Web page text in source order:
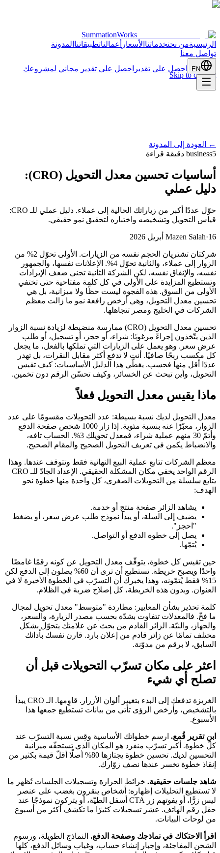
Skip to content
SummationWorks
الرئيسيةمن نحنخدماتنا الأسعار أعمالناتطبيقاتنا المدونة
تواصل معنا
EN احصل على تقدير احصل على تقدير مجاني لمشروعك
←
العودة إلى المدونة
business5 دقيقة قراءة
أساسيات تحسين معدل التحويل (CRO):
دليل عملي
حوّل عددًا أكبر من زياراتك الحالية إلى عملاء. دليل عملي للـ CRO:
قياس التحويل وتشخيصه واختباره لتحقيق نمو حقيقي.
Mazen Salah·16 أبريل 2026
شركتان تشتريان الحجم نفسه من الزيارات. الأولى تحوّل 2% من
الزوار إلى عملاء، والثانية تحوّل 4%. الإعلانات نفسها، والجمهور
نفسه، والإنفاق نفسه، لكن الشركة الثانية تجني ضعف الإيرادات
وتستطيع المزايدة على الأولى في كل كلمة مفتاحية حتى تختفي
الأولى من السوق. هذه الفجوة ليست حظًا ولا ميزانية، بل هي
تحسين معدل التحويل، وهي أرخص رافعة نمو ما زالت معظم
الشركات في الخليج ومصر تتجاهلها.
تحسين معدل التحويل (CRO) ممارسة منضبطة لزيادة نسبة الزوار
الذين يتّخذون إجراءً مرغوبًا: شراء، أو حجز، أو تسجيل، أو طلب
عرض سعر. وهو يعمل على الزيارات التي تملكها بالفعل، ما يجعل
كل مكسب ربحًا صافيًا. أنت لا تدفع أكثر مقابل النقرات، بل تهدر
عددًا أقل منها فحسب. يغطّي هذا الدليل الأساسيات: كيف تقيس
التحويل، وأين تبحث عن الخسائر، وكيف تحسّن الرقم دون تخمين.
ماذا يقيس معدل التحويل فعلاً
معدل التحويل لديك نسبة بسيطة: عدد التحويلات مقسومًا على عدد
الزوار، معبّرًا عنه بنسبة مئوية. إذا زار 1000 شخص صفحة الدفع
وأتمّ 30 منهم عملية شراء، فمعدل تحويلك 3%. الحساب تافه،
والانضباط يكمن في تعريف التحويل الصحيح والمقام الصحيح.
معظم الشركات تتابع عملية البيع النهائية فقط وتتوقف عندها. وهذا
الرقم الواحد يخفي مكان المشكلة الحقيقي. الإعداد الجادّ للـ CRO
يتابع سلسلة من التحويلات الصغرى، كل واحدة منها خطوة نحو
الهدف:
يشاهد الزائر صفحة منتج أو خدمة.
يضيف إلى السلة، أو يبدأ نموذج طلب عرض سعر، أو يضغط
"احجز".
يصل إلى خطوة الدفع أو التواصل.
يُتمّها.
حين تقيس كل خطوة، يتوقّف معدل التحويل عن كونه رقمًا غامضًا
واحدًا ويصبح خريطة. تستطيع أن ترى أن 60% يصلون إلى الدفع لكن
15% فقط يُتمّونه، وهذا يخبرك أن التسرّب في الخطوة الأخيرة لا في
العنوان. وبدون هذه الخريطة، كل إصلاح ضربة في الظلام.
كلمة تحذير بشأن المعايير: مطاردة "متوسط" معدل تحويل لمجال
ما فخّ. فالمعدلات تتفاوت بشدّة بحسب مصدر الزيارة، والسعر،
والجهاز، والنيّة. الزائر القادم من بحث عن علامتك يتحوّل بشكل
مختلف تمامًا عن زائر قادم من إعلان بارد. قارن نفسك بأدائك
السابق، لا برقم من مدوّنة.
اعثر على مكان تسرّب التحويلات قبل أن
تصلح أي شيء
الغريزة تدفعك إلى البدء بتغيير ألوان الأزرار. قاوِمها. الـ CRO يبدأ
بالتشخيص، وأرخص الرؤى تأتي من بيانات تستطيع جمعها هذا
الأسبوع.
ابنِ تقرير قُمع. ارسم خطواتك الأساسية وقِس نسبة التسرّب عند
كل خطوة. أكبر تسرّب منفرد هو المكان الذي تستحقّه ميزانية
التحسين لديك. تحسين خطوة يجتازها 80% أصلًا أقلّ قيمة بكثير من
إنقاذ خطوة تخسر عندها نصف زوّارك.
شاهد جلسات حقيقية. خرائط الحرارة وتسجيلات الجلسات تُظهر ما
لا تستطيع التحليلات إظهاره: أشخاص ينقرون بغضب على عنصر
ليس زرًّا، أو يفوتهم زر CTA أسفل الطيّة، أو يتركون نموذجًا عند
حقل رقم الهاتف. عشر تسجيلات كثيرًا ما تكشف أكثر من أسبوع
من لوحات البيانات.
اقرأ الاحتكاك في نماذجك وصفحة الدفع. النماذج الطويلة، ورسوم
الشحن المفاجئة، وإجبار إنشاء حساب، وغياب وسائل الدفع، كلها